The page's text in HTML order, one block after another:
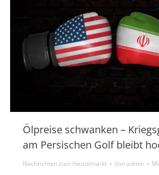
Ölpreise schwanken –
am Persischen Golf bleibt
Nachrichten zum Heizölmarkt Vonadmin